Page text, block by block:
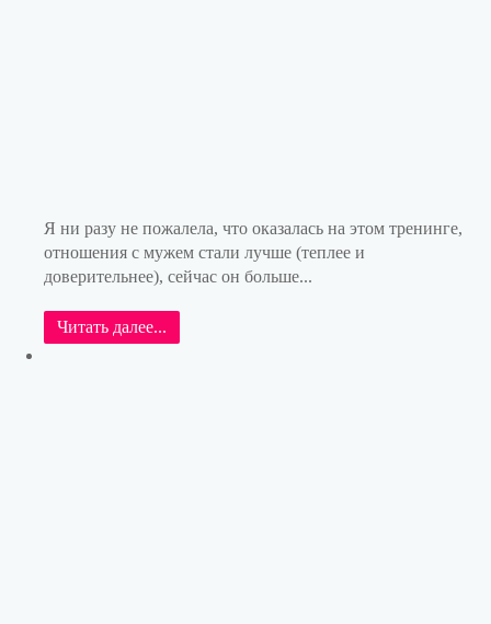
Я ни разу не пожалела, что оказалась на этом тренинге,
отношения с мужем стали лучше (теплее и
доверительнее), сейчас он больше...
Читать далее...